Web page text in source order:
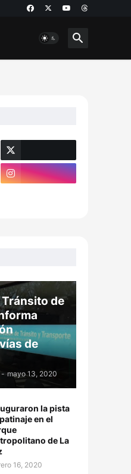
de
de
- mayo 13, 2020
la pista
en el
de La
16, 2020